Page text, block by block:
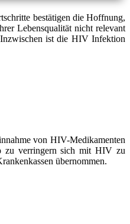
bestätigen die Hoffnung,
Lebensqualität nicht relevant
ist die HIV Infektion
von HIV-Medikamenten
zu verringern sich mit HIV zu
übernommen.